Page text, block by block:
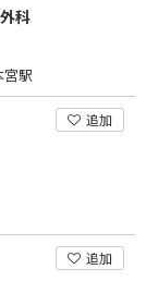
科
駅
追加
追加